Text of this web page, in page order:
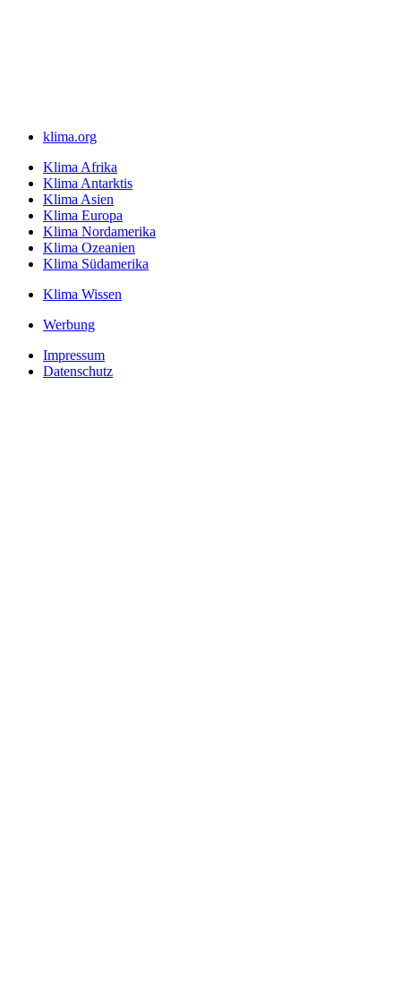
klima.org
Klima Afrika
Klima Antarktis
Klima Asien
Klima Europa
Klima Nordamerika
Klima Ozeanien
Klima Südamerika
Klima Wissen
Werbung
Impressum
Datenschutz